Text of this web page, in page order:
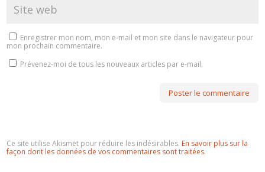
Enregistrer mon nom, mon e-mail et mon site dans le navigateur pour
mon prochain commentaire.
Prévenez-moi de tous les nouveaux articles par e-mail.
Ce site utilise Akismet pour réduire les indésirables. En savoir plus sur la
façon dont les données de vos commentaires sont traitées.